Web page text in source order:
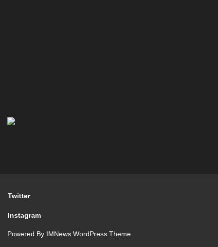
Twitter
Instagram
Powered By IMNews WordPress Theme